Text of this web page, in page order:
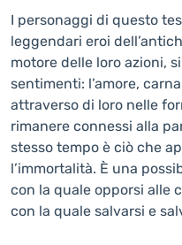
I personaggi di questo
leggendari eroi
motore delle loro azioni,
sentimenti: l’amore,
attraverso di loro nelle
rimanere connessi alla
stesso tempo è ciò che
l’immortalità. È una
con la quale opporsi alle
con la quale salvarsi e